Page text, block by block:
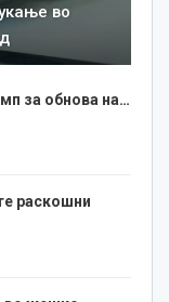
во
за обнова на…
раскошни